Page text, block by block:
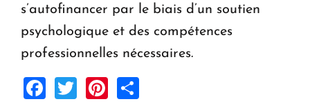
s’autofinancer par le biais d’un soutien
psychologique et des compétences
professionnelles nécessaires.
Facebook
TwitterPinterest